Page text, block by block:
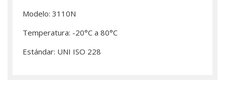
Modelo: 3110N
Temperatura: -20°C a 80°C
Estándar: UNI ISO 228